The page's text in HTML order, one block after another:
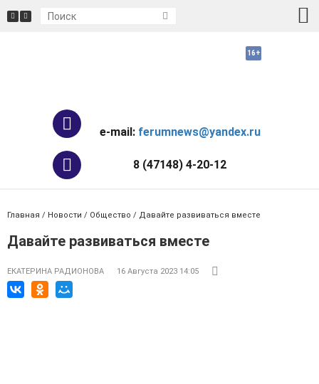
e-mail: ferumnews@yandex.ru
8 (47148) 4-20-12
Главная / Новости / Общество / Давайте развиваться вместе
Давайте развиваться вместе
ЕКАТЕРИНА РАДИОНОВА 16 Августа 2023 14:05